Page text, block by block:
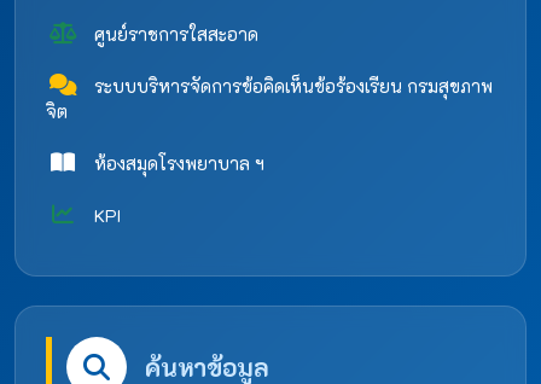
ศูนย์ราชการใสสะอาด
ระบบบริหารจัดการข้อคิดเห็นข้อร้องเรียน กรมสุขภาพ
จิต
ห้องสมุดโรงพยาบาล ฯ
KPI
ค้นหาข้อมูล